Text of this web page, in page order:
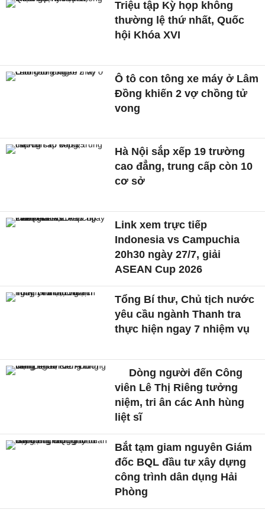
Triệu tập Kỳ họp không
thường lệ thứ nhất, Quốc
hội Khóa XVI
Ô tô con tông xe máy ở Lâm
Đồng khiến 2 vợ chồng tử
vong
Hà Nội sắp xếp 19 trường
cao đẳng, trung cấp còn 10
cơ sở
Link xem trực tiếp
Indonesia vs Campuchia
20h30 ngày 27/7, giải
ASEAN Cup 2026
Tổng Bí thư, Chủ tịch nước
yêu cầu ngành Thanh tra
thực hiện ngay 7 nhiệm vụ
Dòng người đến Công
viên Lê Thị Riêng tưởng
niệm, tri ân các Anh hùng
liệt sĩ
Bắt tạm giam nguyên Giám
đốc BQL đầu tư xây dựng
công trình dân dụng Hải
Phòng